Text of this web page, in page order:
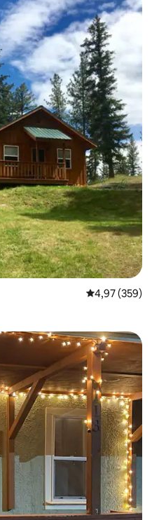
на гостите“
Просечна
4,97 (359)